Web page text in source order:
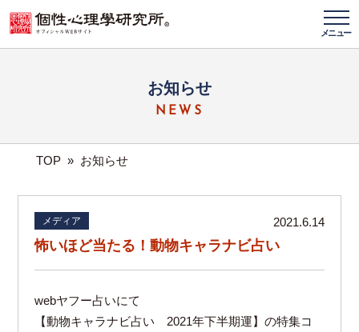
メニュー
お知らせ
NEWS
TOP » お知らせ
メディア 2021.6.14
怖いほど当たる！動物キャラナビ占い
webヤフー占いにて
【動物キャラナビ占い 2021年下半期運】の特集コ